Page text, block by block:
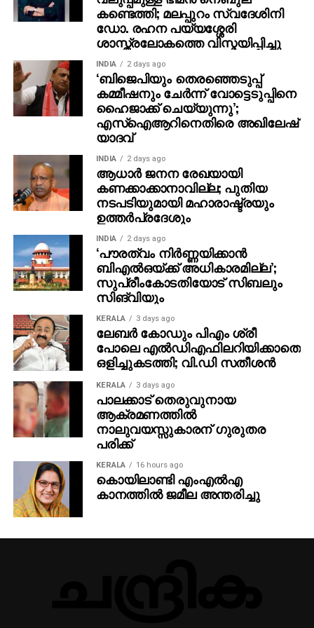
കണ്ടെത്തി; മലപ്പുറം സ്വദേശിനി
ഡോ. രഹന പയ്യശ്ശേരി
ശാസ്ത്രലോകത്തെ വിസ്മയിപ്പിച്ചു
INDIA 2 days ago
‘ബിജെപിയും തെരഞ്ഞെടുപ്പ്
കമ്മീഷനും ചേർന്ന് വോട്ടെടുപ്പിനെ
ഹൈജാക്ക് ചെയ്യുന്നു’;
എസ്ഐആറിനെതിരെ അഖിലേഷ്
യാദവ്
INDIA 2 days ago
ആധാർ ജനന രേഖയായി
കണക്കാക്കാനാവില്ല; പുതിയ
നടപടിയുമായി മഹാരാഷ്ട്രയും
ഉത്തർപ്രദേശും
INDIA 2 days ago
‘പൗരത്വം നിര്‍ണ്ണയിക്കാന്‍
ബിഎല്‍ഒയ്ക്ക് അധികാരമില്ല’;
സുപ്രീംകോടതിയോട് സിബലും
സിങ്‌വിയും
KERALA 3 days ago
ലേബര്‍ കോഡും പിഎം ശ്രീ
പോലെ എല്‍ഡിഎഫിലറിയിക്കാതെ
ഒളിച്ചുകടത്തി; വി.ഡി സതീശന്‍
KERALA 3 days ago
പാലക്കാട് തെരുവുനായ
ആക്രമണത്തില്‍
നാലുവയസ്സുകാരന് ഗുരുതര
പരിക്ക്
KERALA 16 hours ago
കൊയിലാണ്ടി എംഎല്‍എ
കാനത്തില്‍ ജമീല അന്തരിച്ചു